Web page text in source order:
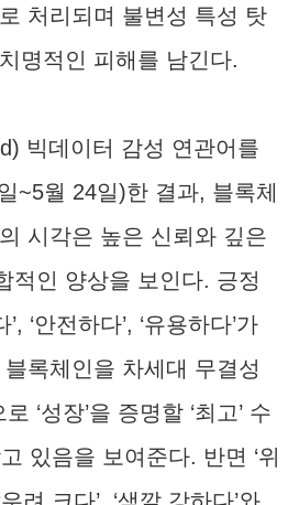
처리되며 불변성 특성 탓
명적인 피해를 남긴다.
빅데이터 감성 연관어를
~5월 24일)한 결과, 블록체
시각은 높은 신뢰와 깊은
적인 양상을 보인다. 긍정
‘안전하다’, ‘유용하다’가
록체인을 차세대 무결성
‘성장’을 증명할 ‘최고’ 수
있음을 보여준다. 반면 ‘위